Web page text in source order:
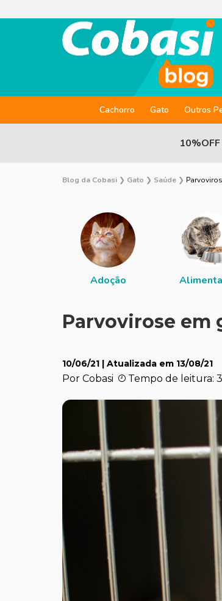
Cachorro Gato Outros
10%OFF
Blog da Cobasi ❯ Gato ❯ Saúde ❯
Adoção
Parvovirose em
10/06/21 | Atualizada em 13/08/21
Por Cobasi Tempo de leitura: